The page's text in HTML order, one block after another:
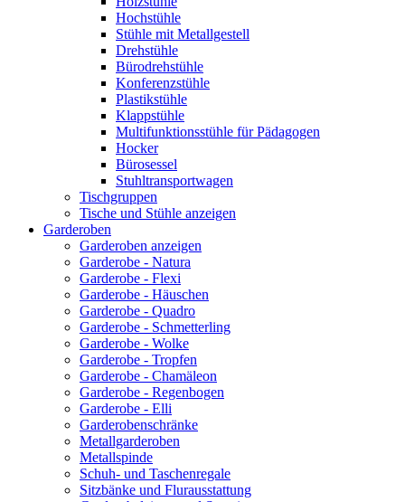
Hochstühle
Stühle mit Metallgestell
Drehstühle
Bürodrehstühle
Konferenzstühle
Plastikstühle
Klappstühle
Multifunktionsstühle für Pädagogen
Hocker
Bürosessel
Stuhltransportwagen
Tischgruppen
Tische und Stühle anzeigen
Garderoben
Garderoben anzeigen
Garderobe - Natura
Garderobe - Flexi
Garderobe - Häuschen
Garderobe - Quadro
Garderobe - Schmetterling
Garderobe - Wolke
Garderobe - Tropfen
Garderobe - Chamäleon
Garderobe - Regenbogen
Garderobe - Elli
Garderobenschränke
Metallgarderoben
Metallspinde
Schuh- und Taschenregale
Sitzbänke und Flurausstattung